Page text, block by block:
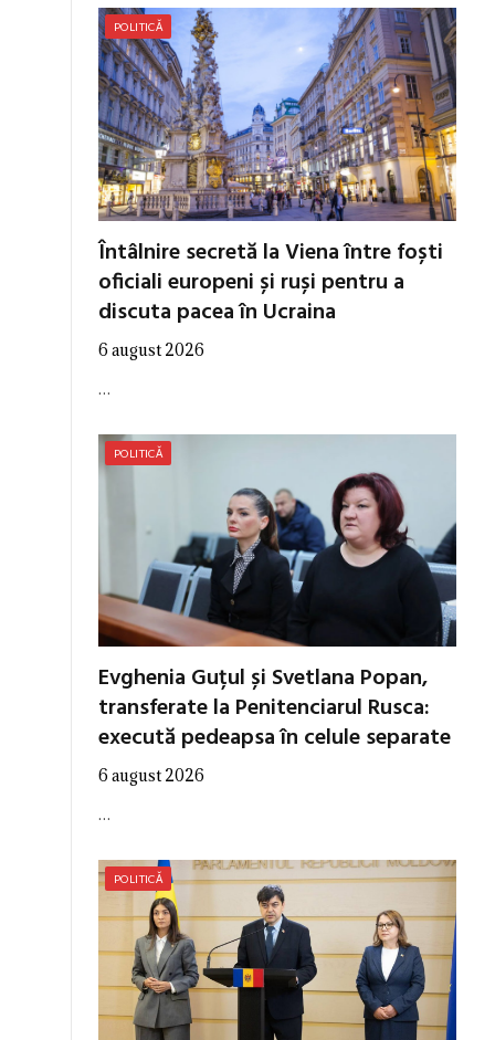
POLITICĂ
Întâlnire secretă la Viena între foști
oficiali europeni și ruși pentru a
discuta pacea în Ucraina
6 august 2026
…
POLITICĂ
Evghenia Guțul și Svetlana Popan,
transferate la Penitenciarul Rusca:
execută pedeapsa în celule separate
6 august 2026
…
POLITICĂ